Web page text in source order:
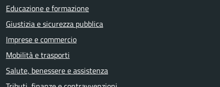
Educazione e formazione
Giustizia e sicurezza pubblica
Imprese e commercio
Mobilità e trasporti
Salute, benessere e assistenza